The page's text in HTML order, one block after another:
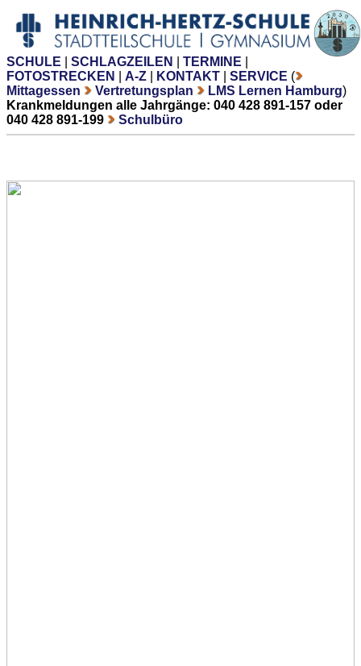
SCHULE SCHLAGZEILEN TERMINE
FOTOSTRECKEN
A-Z KONTAKT SERVICE (
Mittagessen
Vertretungsplan LMS Lernen Hamburg)
Krankmeldungen alle Jahrgänge: 040 428 891-157 oder
040 428 891-199
Schulbüro